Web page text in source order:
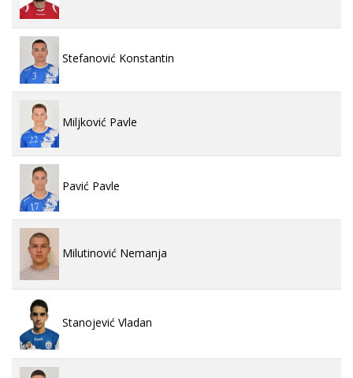
Stefanović Konstantin
Miljković Pavle
Pavić Pavle
Milutinović Nemanja
Stanojević Vladan